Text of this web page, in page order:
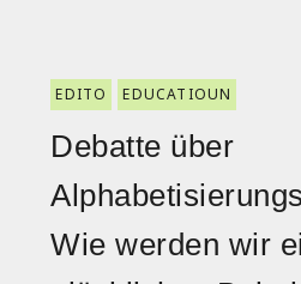
EDITO EDUCATIOUN
Debatte über
Wie werden wir